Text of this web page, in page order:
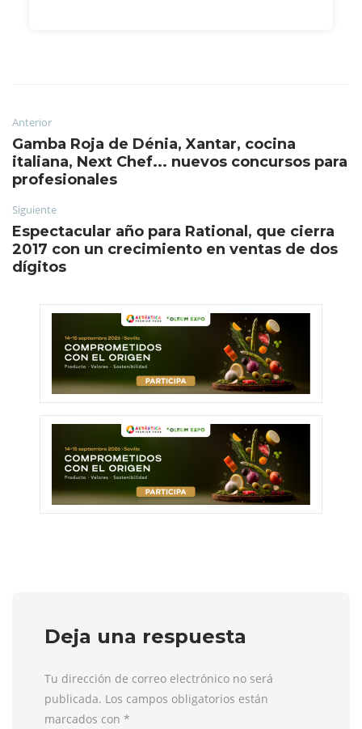
Anterior
Gamba Roja de Dénia, Xantar, cocina
italiana, Next Chef... nuevos concursos para
profesionales
Siguiente
Espectacular año para Rational, que cierra
2017 con un crecimiento en ventas de dos
dígitos
Deja una respuesta
Tu dirección de correo electrónico no será
publicada. Los campos obligatorios están
marcados con *